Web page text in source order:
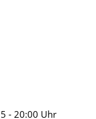
- 20:00 Uhr